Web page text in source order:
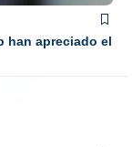
han apreciado el